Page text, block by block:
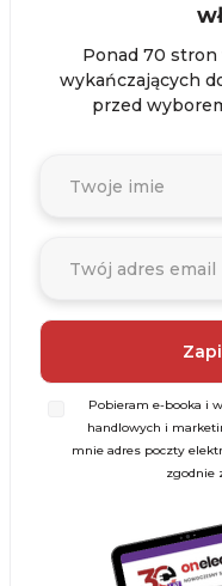
Ponad 70
wykańczających
przed
Pobieram e-booka i
handlowych i
mnie adres poczty
zgodnie